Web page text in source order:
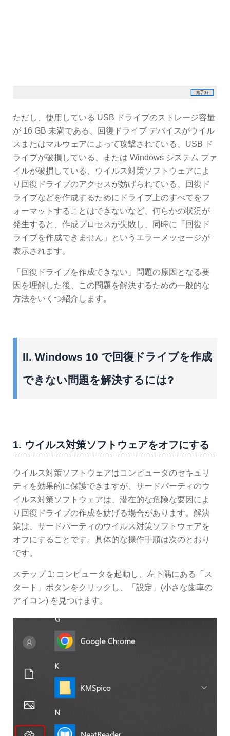
ただし、使用している USB ドライブのストレージ容量
が 16 GB 未満である、回復ドライブ デバイスがウイル
スまたはマルウェアによって攻撃されている、USB ド
ライブが破損している、または Windows システム ファ
イルが破損している、ウイルス対策ソフトウェアによ
り回復ドライブのアクセスが妨げられている、回復ド
ライブなどを作成するためにドライブ上のすべてをフ
ォーマットすることはできないなど、何らかの状況が
発生すると、作成プロセスが失敗し、同時に「回復ド
ライブを作成できません」というエラーメッセージが
表示されます。
「回復ドライブを作成できない」問題の原因となる要
因を理解した後、この問題を解決するための一般的な
方法をいくつ紹介します。
II. Windows 10 で回復ドライブを作成
できない問題を解決するには?
1. ウイルス対策ソフトウェアをオフにする
ウイルス対策ソフトウェアはコンピュータのセキュリ
ティを効果的に保護できますが、サードパーティのウ
イルス対策ソフトウェアは、潜在的な危険な要因によ
り回復ドライブの作成を妨げる場合があります。解決
策は、サードパーティのウイルス対策ソフトウェアを
オフにすることです。具体的な操作手順は次のとおり
です。
ステップ 1: コンピュータを起動し、左下隅にある「ス
タート」ボタンをクリックし、「設定」(小さな歯車の
アイコン) を見つけます。